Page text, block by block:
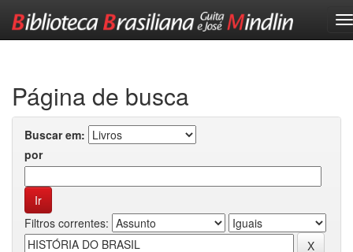
Página de busca
Buscar em:
por
Filtros correntes: